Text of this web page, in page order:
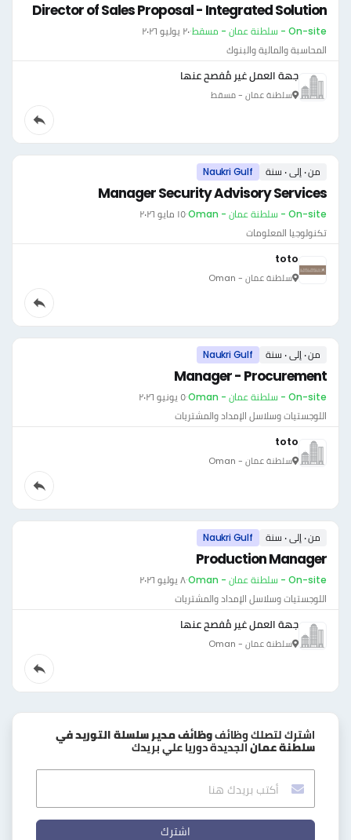
Director of Sales Proposal - Integrated Solution
On-site - سلطنة عمان - مسقط ·٢٠ يوليو ٢٠٢٦
المحاسبة والمالية والبنوك
جهة العمل غير مُفصح عنها
سلطنة عمان - مسقط
من ٠ إلى ٠ سنة Naukri Gulf
Manager Security Advisory Services
On-site - سلطنة عمان - Oman ·١٥ مايو ٢٠٢٦
تكنولوجيا المعلومات
toto
سلطنة عمان - Oman
من ٠ إلى ٠ سنة Naukri Gulf
Manager - Procurement
On-site - سلطنة عمان - Oman ·٥ يونيو ٢٠٢٦
اللوجستيات وسلاسل الإمداد والمشتريات
toto
سلطنة عمان - Oman
من ٠ إلى ٠ سنة Naukri Gulf
Production Manager
On-site - سلطنة عمان - Oman ·٨ يوليو ٢٠٢٦
اللوجستيات وسلاسل الإمداد والمشتريات
جهة العمل غير مُفصح عنها
سلطنة عمان - Oman
اشترك لتصلك وظائفوظائف مدير سلسلة التوريد في
سلطنة عمان الجديدة دوريا علي بريدك
اشترك